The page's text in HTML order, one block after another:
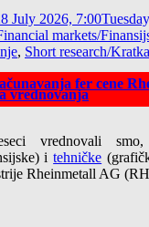
July 2026, 7:00
markets/
, Short research/
fer cene
vrednovanja
vrednovali
itehničke
Rheinmetall AG